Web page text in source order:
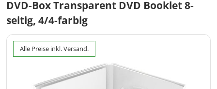
DVD-Box Transparent DVD Booklet 8-
seitig, 4/4-farbig
Alle Preise inkl. Versand.